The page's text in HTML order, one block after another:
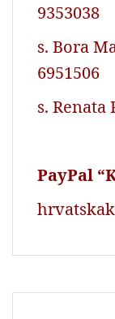
9353038
s. Bora
6951506
s. Renata
PayPal